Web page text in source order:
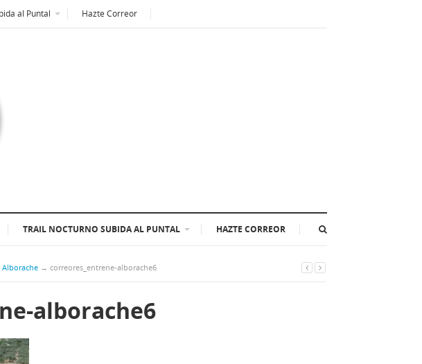
al Puntal Hazte Correor
TRAIL NOCTURNO SUBIDA AL PUNTAL HAZTE CORREOR
Alborache → correores_entrene-alborache6
alborache6